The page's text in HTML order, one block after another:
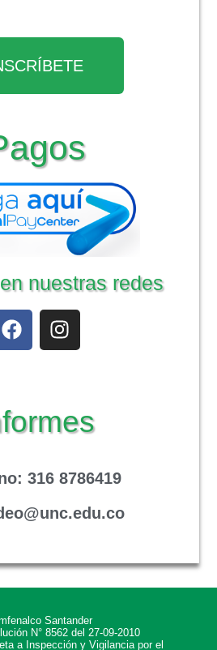
nuestras redes
: 316 8786419
Santander
N° 8562 del 27-09-2010
a Inspección y Vigilancia por el